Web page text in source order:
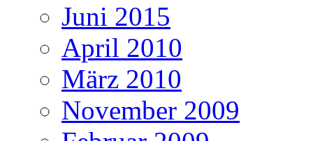
Juni 2015
April 2010
März 2010
November 2009